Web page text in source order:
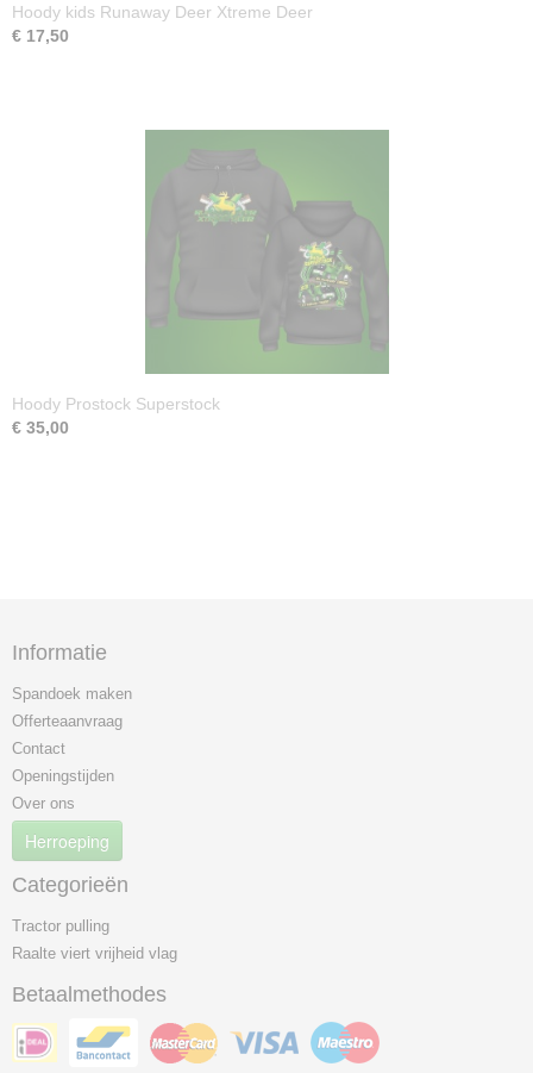
Hoody kids Runaway Deer Xtreme Deer
€ 17,50
Hoody Prostock Superstock
€ 35,00
Informatie
Spandoek maken
Offerteaanvraag
Contact
Openingstijden
Over ons
Herroeping
Categorieën
Tractor pulling
Raalte viert vrijheid vlag
Betaalmethodes